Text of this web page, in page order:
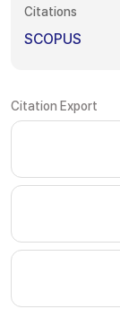
Citations
SCOPUS
Citation Export